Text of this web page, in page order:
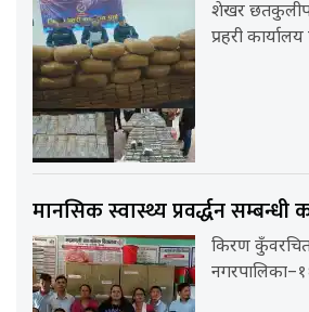
शेखर
प्रहरी
मानसिक स्वास्थ्य प्रवर्द्धन सम्बन्धी
किरण